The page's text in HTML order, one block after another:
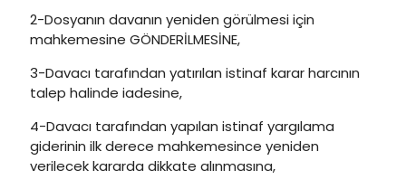
2-Dosyanın davanın yeniden görülmesi için
mahkemesine GÖNDERİLMESİNE,
3-Davacı tarafından yatırılan istinaf karar harcının
talep halinde iadesine,
4-Davacı tarafından yapılan istinaf yargılama
giderinin ilk derece mahkemesince yeniden
verilecek kararda dikkate alınmasına,